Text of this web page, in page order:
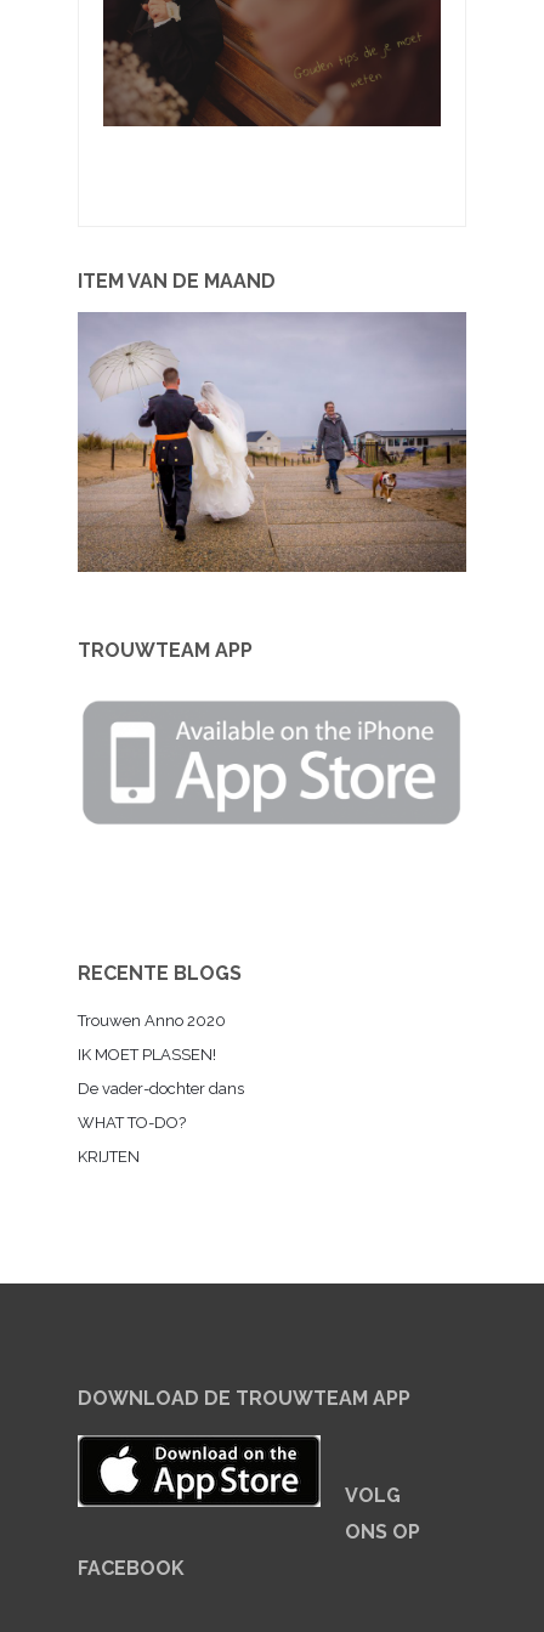
Trouw tips die je moet weten
februari 28, 2015
ITEM VAN DE MAAND
TROUWTEAM APP
RECENTE BLOGS
Trouwen Anno 2020
IK MOET PLASSEN!
De vader-dochter dans
WHAT TO-DO?
KRIJTEN
DOWNLOAD DE TROUWTEAM APP
VOLG
ONS OP
FACEBOOK